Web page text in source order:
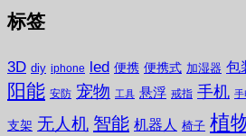
标签
3D diy iphone led 便携 便携式 加湿器 包
阳能 安防 宠物 工具 悬浮 戒指 手机 手
支架 无人机 智能 机器人 椅子 植